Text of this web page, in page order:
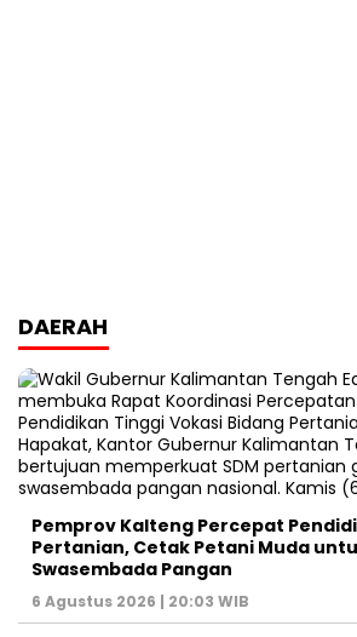
DAERAH
Pemprov Kalteng Percepat
Pertanian, Cetak Petani Muda
Swasembada Pangan
6 Agustus 2026 | 20:03 WIB